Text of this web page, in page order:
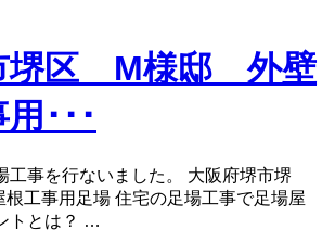
堺区 M様邸 外壁
･･･
工事を行ないました。 大阪府堺市堺
工事用足場 住宅の足場工事で足場屋
トとは？ …